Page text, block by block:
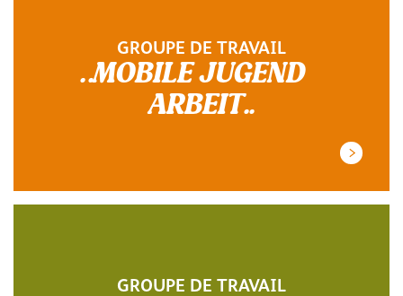
GROUPE DE TRAVAIL
.MOBILE JUGEND
ARBEIT.
GROUPE DE TRAVAIL